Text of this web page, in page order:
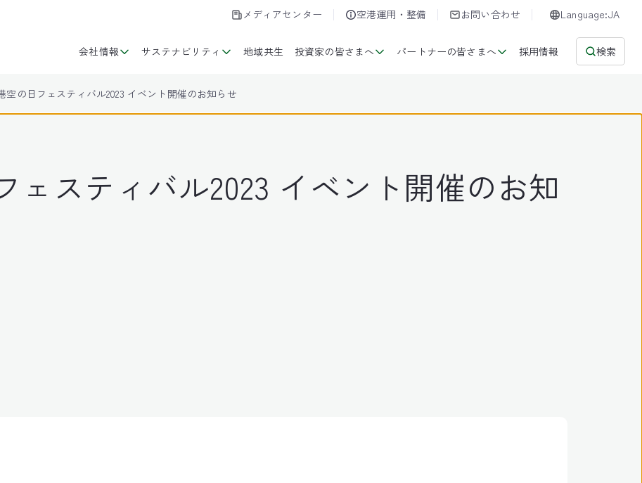
メディアセンター 空港運用・整備 お問い合わせ Language:JA
会社情報 サステナビリティ 地域共生 投資家の皆さまへ パートナーの皆さまへ 採用情報 検索
空の日フェスティバル2023 イベント開催のお知らせ
ェスティバル2023 イベント開催のお知